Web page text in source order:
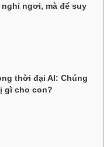
ngơi, mà để suy
thời đại AI: Chúng
gì cho con?